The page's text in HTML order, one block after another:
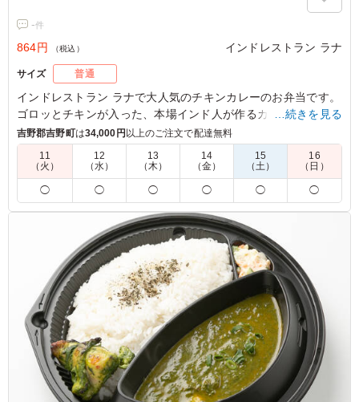
-件
864円 （税込） インドレストラン ラナ
サイズ 普通
インドレストラン ラナで大人気のチキンカレーのお弁当です。
ゴロッとチキンが入った、本場インド人が作るカレーライスで
す。お口直しにもなるミニサラダと、タンドールで焼いたチキ
ンティッカも付きます。
…続きを見る
吉野郡吉野町は34,000円以上のご注文で配達無料
11
（火）
12
（水）
13
（木）
14
（金）
15
（土）
16
（日）
◯ ◯ ◯ ◯ ◯ ◯